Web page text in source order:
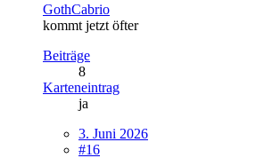
GothCabrio
kommt jetzt öfter
Beiträge
8
Karteneintrag
ja
3. Juni 2026
#16